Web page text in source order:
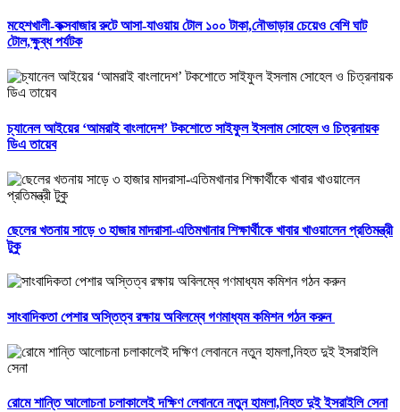
মহেশখালী-কক্সবাজার রুটে আসা-যাওয়ায় টোল ১০০ টাকা,নৌভাড়ার চেয়েও বেশি ঘাট
টোল,ক্ষুব্ধ পর্যটক
চ্যানেল আইয়ের ‘আমরাই বাংলাদেশ’ টকশোতে সাইফুল ইসলাম সোহেল ও চিত্রনায়ক
ডিএ তায়েব
ছেলের খতনায় সাড়ে ৩ হাজার মাদরাসা-এতিমখানার শিক্ষার্থীকে খাবার খাওয়ালেন প্রতিমন্ত্রী
টুকু
সাংবাদিকতা পেশার অস্তিত্ব রক্ষায় অবিলম্বে গণমাধ্যম কমিশন গঠন করুন ‎
রোমে শান্তি আলোচনা চলাকালেই দক্ষিণ লেবাননে নতুন হামলা,নিহত দুই ইসরাইলি সেনা